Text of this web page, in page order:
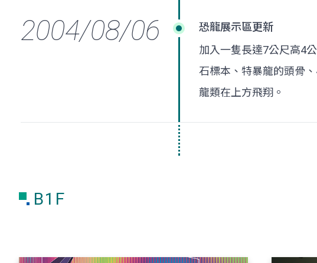
恐龍展示區更新
加入一隻長達7公尺高4
石標本、特暴龍的頭骨
龍類在上方飛翔。
B1F